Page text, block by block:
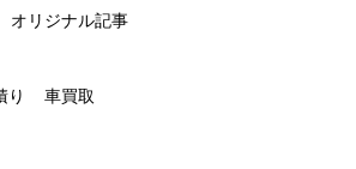
オリジナル記事
り 車買取